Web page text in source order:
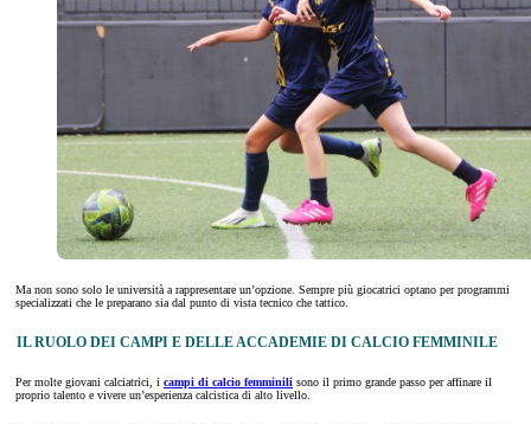
Ma non sono solo le università a rappresentare un’opzione. Sempre più giocatrici optano per programmi
specializzati che le preparano sia dal punto di vista tecnico che tattico.
IL RUOLO DEI CAMPI E DELLE ACCADEMIE DI CALCIO FEMMINILE
Per molte giovani calciatrici, i campi di calcio femminili sono il primo grande passo per affinare il
proprio talento e vivere un’esperienza calcistica di alto livello.